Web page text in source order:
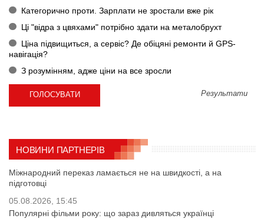
Категорично проти. Зарплати не зростали вже рік
Ці "відра з цвяхами" потрібно здати на металобрухт
Ціна підвищиться, а сервіс? Де обіцяні ремонти й GPS-
навігація?
З розумінням, адже ціни на все зросли
Результати
НОВИНИ ПАРТНЕРІВ
Міжнародний переказ ламається не на швидкості, а на
підготовці
05.08.2026, 15:45
Популярні фільми року: що зараз дивляться українці